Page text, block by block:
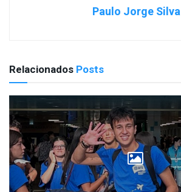
Paulo Jorge Silva
Relacionados Posts